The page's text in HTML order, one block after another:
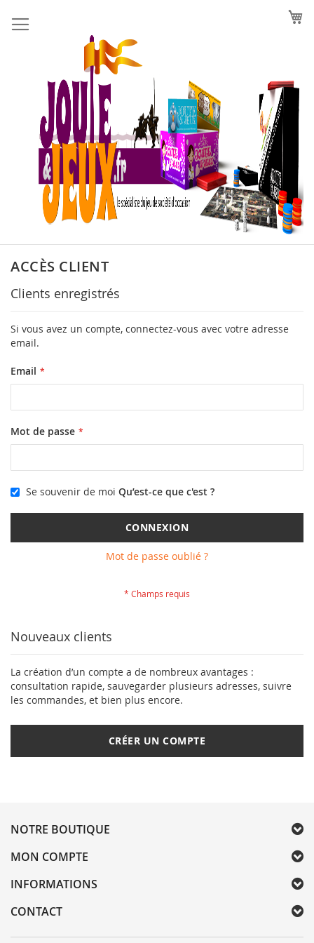
au
contenu
ACCÈS CLIENT
Clients enregistrés
Si vous avez un compte, connectez-vous avec votre adresse
email.
Email
Mot de passe
Se souvenir de moi Qu’est-ce que c'est ?
CONNEXION
Mot de passe oublié ?
Nouveaux clients
La création d’un compte a de nombreux avantages :
consultation rapide, sauvegarder plusieurs adresses, suivre
les commandes, et bien plus encore.
CRÉER UN COMPTE
NOTRE BOUTIQUE
MON COMPTE
INFORMATIONS
CONTACT